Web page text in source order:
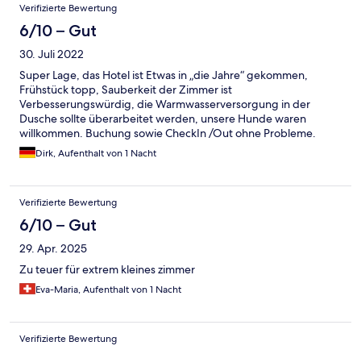
Verifizierte Bewertung
6/10 – Gut
30. Juli 2022
Super Lage, das Hotel ist Etwas in „die Jahre“ gekommen,
Frühstück topp, Sauberkeit der Zimmer ist
Verbesserungswürdig, die Warmwasserversorgung in der
Dusche sollte überarbeitet werden, unsere Hunde waren
willkommen. Buchung sowie CheckIn /Out ohne Probleme.
Dirk, Aufenthalt von 1 Nacht
Verifizierte Bewertung
6/10 – Gut
29. Apr. 2025
Zu teuer für extrem kleines zimmer
Eva-Maria, Aufenthalt von 1 Nacht
Verifizierte Bewertung